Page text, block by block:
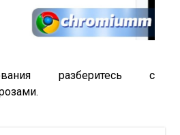
разберитесь с